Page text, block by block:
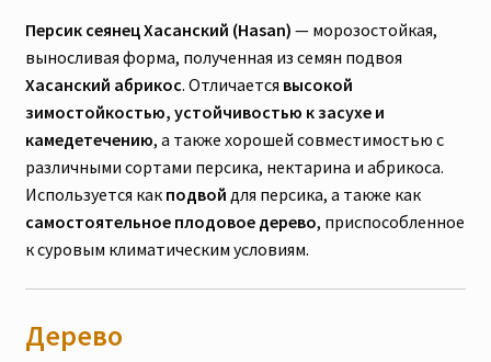
области.
Персик сеянец Хасанский (Hasan) — морозостойкая,
выносливая форма, полученная из семян подвоя
Хасанский абрикос. Отличается высокой
зимостойкостью, устойчивостью к засухе и
камедетечению, а также хорошей совместимостью с
различными сортами персика, нектарина и абрикоса.
Используется как подвой для персика, а также как
самостоятельное плодовое дерево, приспособленное
к суровым климатическим условиям.
Дерево